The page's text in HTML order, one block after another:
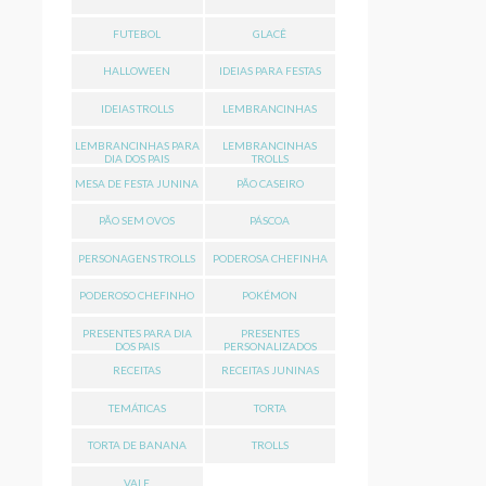
FUTEBOL GLACÊ
HALLOWEEN IDEIAS PARA FESTAS
IDEIAS TROLLS LEMBRANCINHAS
LEMBRANCINHAS PARA
DIA DOS PAIS
LEMBRANCINHAS
TROLLS
MESA DE FESTA JUNINA
PÃO CASEIRO
PÃO SEM OVOS PÁSCOA
PERSONAGENS TROLLS PODEROSA CHEFINHA
PODEROSO CHEFINHO POKÉMON
PRESENTES PARA DIA
DOS PAIS
PRESENTES
PERSONALIZADOS
RECEITAS
RECEITAS JUNINAS
TEMÁTICAS TORTA
TORTA DE BANANA TROLLS
VALE